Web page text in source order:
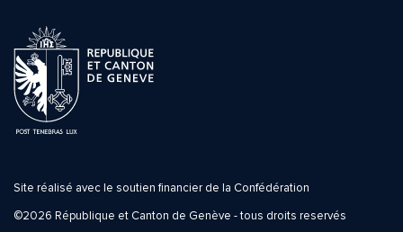
Site réalisé avec le soutien financier de la Confédération
©2026 République et Canton de Genève - tous droits reservés